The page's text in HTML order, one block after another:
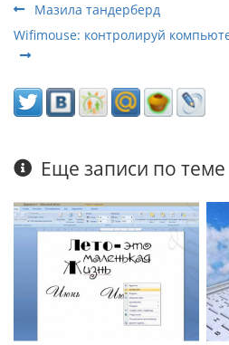
Мазила тандерберд
Wifimouse: контролируй
Еще записи по теме